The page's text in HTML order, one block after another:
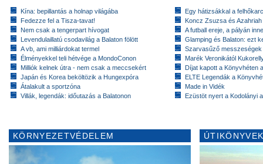
Kína: bepillantás a holnap világába
Fedezze fel a Tisza-tavat!
Nem csak a tengerpart hívogat
Levendulaillatú csodavilág a Balaton fölött
A vb, ami milliárdokat termel
Élményekkel teli hétvége a MondoConon
Milliók kelnek útra - nem csak a meccsekért
Japán és Korea beköltözik a Hungexpóra
Átalakult a sportzóna
Villák, legendák: időutazás a Balatonon
Egy hátizsákkal a
Koncz Zsuzsa és
A futball ereje, a pályán
Glamping és Balaton: ezt
Szarvasűző messzeségek
Marék Veronikától
Díjat kapott a Könyvhéten
ELTE Legendák a
Made in Vidék
Ezüstöt nyert a Kodolányi
KÖRNYEZETVÉDELEM